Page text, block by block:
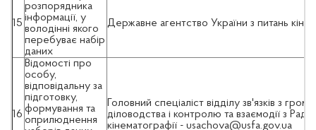
15
розпорядника
інформації, у
володінні якого
перебуває набір
даних
Державне агентство України з питань кіно
16
Відомості про
особу,
відповідальну за
підготовку,
формування та
оприлюднення
Головний спеціаліст відділу зв'язків з
діловодства і контролю та взаємодії з
кінематографії -